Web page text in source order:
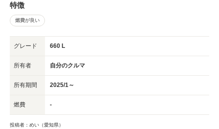
特徴
燃費が良い
グレード 660 L
所有者 自分のクルマ
所有期間 2025/1～
燃費 -
投稿者：めい（愛知県）